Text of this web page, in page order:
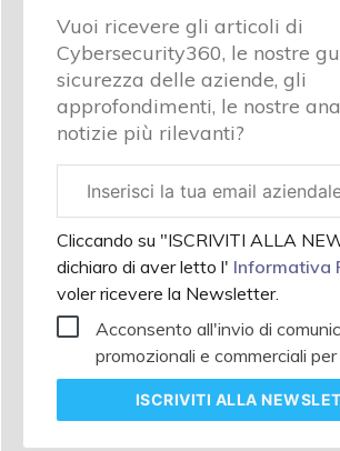
Vuoi ricevere gli articoli di
Cybersecurity360, le nostre
sicurezza delle aziende, gli
approfondimenti, le nostre
notizie più rilevanti?
aziendale
Cliccando su "ISCRIVITI ALLA
dichiaro di aver letto l' Informativa
voler ricevere la Newsletter.
Acconsento all'invio di
promozionali e commerciali
ISCRIVITI ALLA